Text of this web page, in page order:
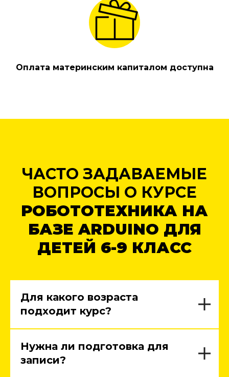
Оплата материнским капиталом доступна
ЧАСТО ЗАДАВАЕМЫЕ
ВОПРОСЫ О КУРСЕ
РОБОТОТЕХНИКА НА
БАЗЕ ARDUINO ДЛЯ
ДЕТЕЙ 6-9 КЛАСС
Для какого возраста
подходит курс?
Нужна ли подготовка для
записи?